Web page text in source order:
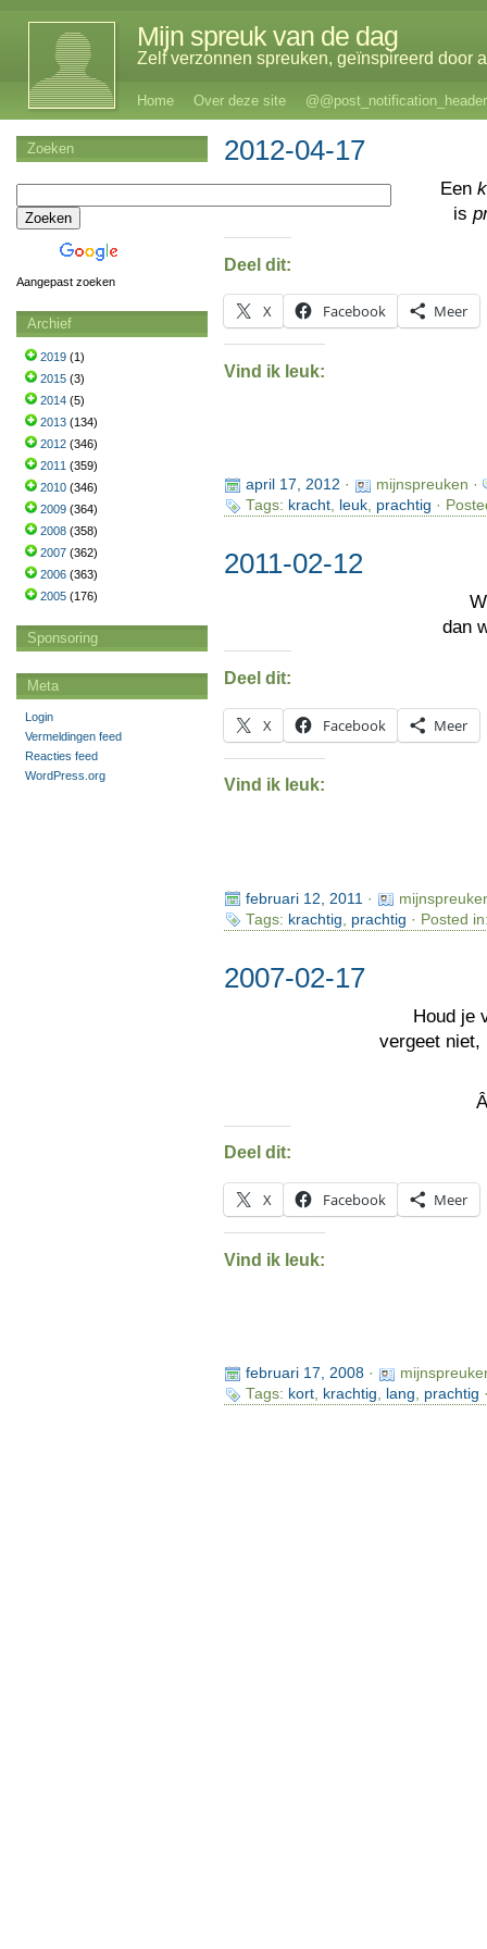
Mijn spreuk van de dag
Zelf verzonnen spreuken, geïnspireerd door
Home Over deze site @@post_notification_header
2012-04-17
Een
is
Deel dit:
X Facebook Meer
Vind ik leuk:
april 17, 2012 ·
mijnspreuken ·
Tags: kracht, leuk, prachtig ·
2011-02-12
dan
Deel dit:
X Facebook Meer
Vind ik leuk:
februari 12, 2011 ·
Tags: krachtig prachtig · Posted
2007-02-17
Houd je
vergeet
Deel dit:
X Facebook Meer
Vind ik leuk:
februari 17, 2008·
Tags: kort, krachtig, lang, prachtig
Zoeken
Aangepast zoeken
Archief
2019 (1)
2015 (3)
2014 (5)
2013 (134)
2012 (346)
2011 (359)
2010 (346)
2009 (364)
2008 (358)
2007 (362)
2006 (363)
2005 (176)
Sponsoring
Meta
Login
Vermeldingen feed
Reacties feed
WordPress.org